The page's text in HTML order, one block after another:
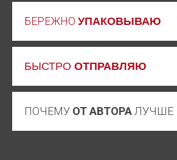
БЕРЕЖНО УПАКОВЫВАЮ
БЫСТРО ОТПРАВЛЯЮ
ПОЧЕМУ ОТ АВТОРА ЛУЧШЕ